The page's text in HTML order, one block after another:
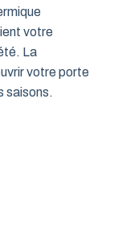
votre
La
votre porte
saisons.